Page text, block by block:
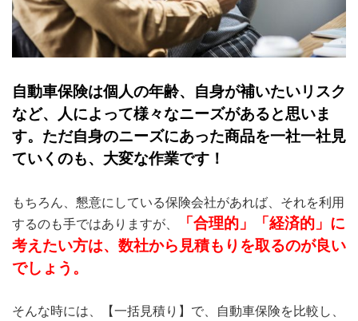
自動車保険は個人の年齢、自身が補いたいリスク
など、人によって様々なニーズがあると思いま
す。ただ自身のニーズにあった商品を一社一社見
ていくのも、大変な作業です！
もちろん、懇意にしている保険会社があれば、それを利用
するのも手ではありますが、
「合理的」「経済的」に
考えたい方は、数社から見積もりを取るのが良い
でしょう。
そんな時には、【一括見積り】で、自動車保険を比較し、